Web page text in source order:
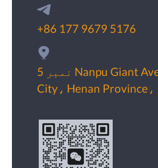
+86 177 9679 5176
نمبر 5 Nanpu Giant Avenue، Changyuan